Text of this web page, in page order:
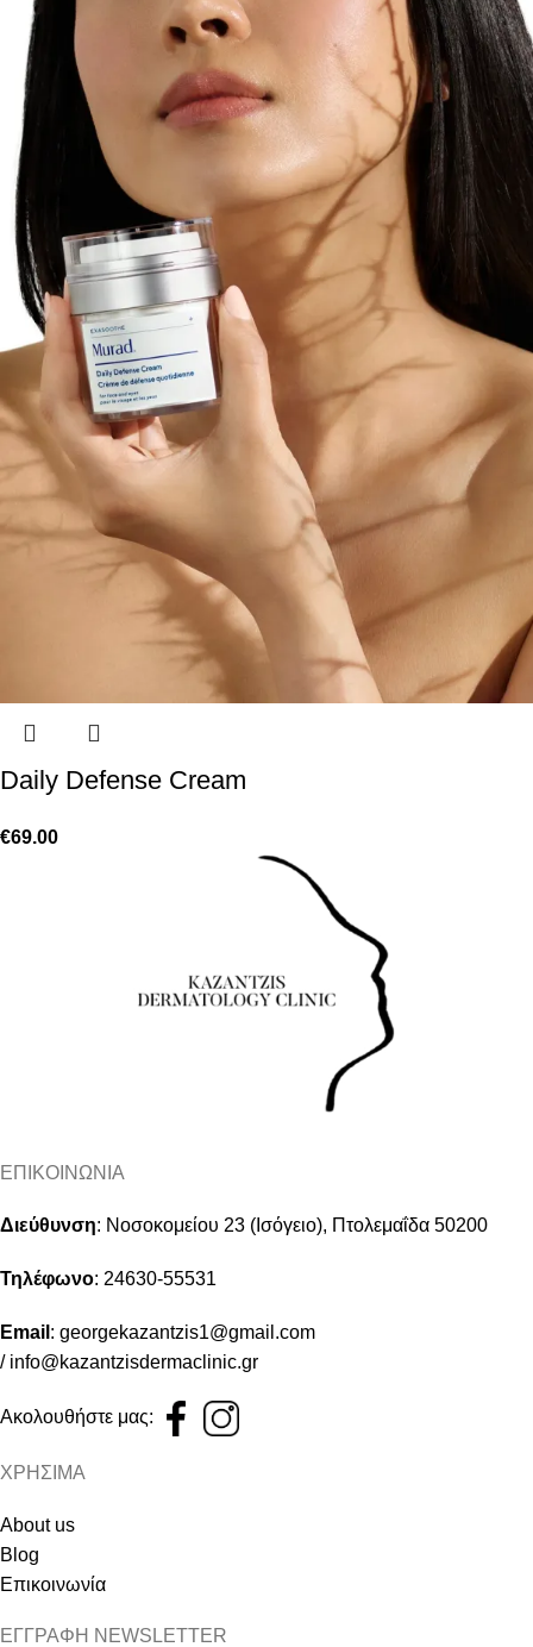
Daily Defense Cream
€69.00
ΕΠΙΚΟΙΝΩΝΙΑ
Διεύθυνση: Νοσοκομείου 23 (Ισόγειο), Πτολεμαΐδα 50200
Τηλέφωνο: 24630-55531
Email : georgekazantzis1@gmail.com
/ info@kazantzisdermaclinic.gr
Ακολουθήστε μας:
ΧΡΗΣΙΜΑ
About us
Blog
Επικοινωνία
ΕΓΓΡΑΦΗ NEWSLETTER